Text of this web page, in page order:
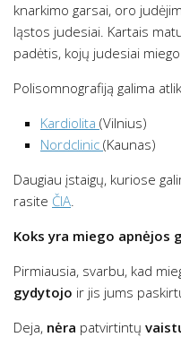
knarkimo garsai, oro
ląstos judesiai. Kartais
padėtis, kojų judesiai
Polisomnografiją galima
Kardiolita (Vilnius)
Nordclinic (Kaunas)
Daugiau įstaigų, kuriose
rasite ČIA
Koks yra miego apnėjos
Pirmiausia, svarbu, kad
gydytojo ir jis jums
Deja, nėra patvirtintų